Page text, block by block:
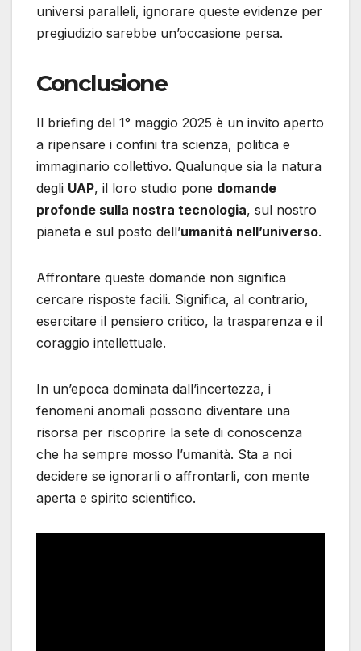
universi paralleli, ignorare queste evidenze per
pregiudizio sarebbe un’occasione persa.
Conclusione
Il briefing del 1° maggio 2025 è un invito aperto
a ripensare i confini tra scienza, politica e
immaginario collettivo. Qualunque sia la natura
degli UAP, il loro studio pone domande
profonde sulla nostra tecnologia, sul nostro
pianeta e sul posto dell’umanità nell’universo.
Affrontare queste domande non significa
cercare risposte facili. Significa, al contrario,
esercitare il pensiero critico, la trasparenza e il
coraggio intellettuale.
In un’epoca dominata dall’incertezza, i
fenomeni anomali possono diventare una
risorsa per riscoprire la sete di conoscenza
che ha sempre mosso l’umanità. Sta a noi
decidere se ignorarli o affrontarli, con mente
aperta e spirito scientifico.